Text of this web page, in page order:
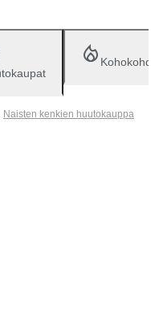
Naisten kenkien huutokauppa